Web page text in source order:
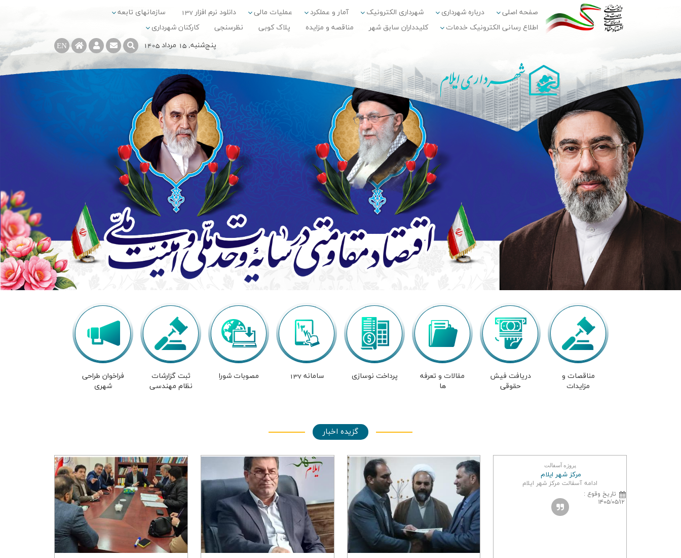
صفحه اصلی درباره شهرداری شهرداری الکترونیک آمار و عملکرد عملیات مالی دانلود نرم افزار 137
سازمانهای تابعه
اطلاع رسانی الکترونیک خدمات
کلیدداران سابق شهر مناقصه و مزایده پلاک کوبی نظرسنجی کارکنان شهرداری
EN پنج‌شنبه, 15 مرداد 1405
مناقصات و
مزایدات
دریافت فیش
حقوقی
مقالات و تعرفه
ها
پرداخت نوسازی سامانه 137 مصوبات شورا
ثبت گزارشات
نظام مهندسی
فراخوان طراحی
شهری
گزیده اخبار
پروژه آسفالت
مركز شهر ایلام
ادامه آسفالت مرکز شهر ایلام
تاريخ وقوع :
۱۴۰۵/۰۵/۱۲